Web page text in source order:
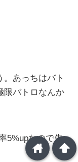
あっちはバト
限バトロなんか
5%upなので先
arrowup
home